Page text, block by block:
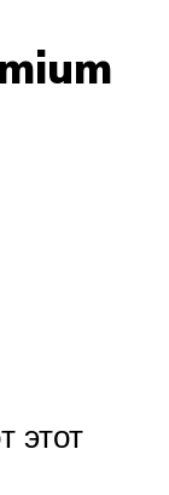
этот